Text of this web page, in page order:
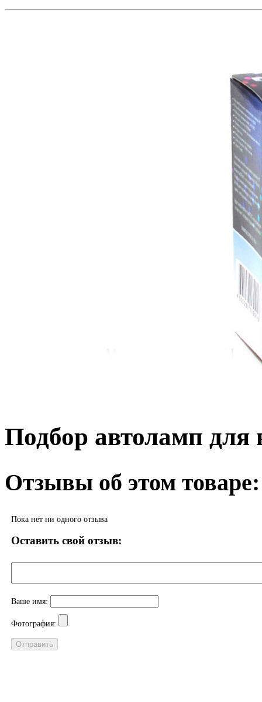
Подбор автоламп для
Отзывы об этом товаре:
Пока нет ни одного отзыва
Оставить свой отзыв:
Ваше имя:
Фотография: